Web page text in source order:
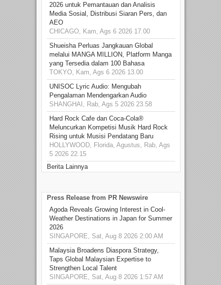
2026 untuk Pemantauan dan Analisis
Media Sosial, Distribusi Siaran Pers, dan
AEO
CHICAGO, Kam, Ags 6 2026 17.00
Shueisha Perluas Jangkauan Global
melalui MANGA MILLION, Platform Manga
yang Tersedia dalam 100 Bahasa
TOKYO, Kam, Ags 6 2026 13.00
UNISOC Lyric Audio: Mengubah
Pengalaman Mendengarkan Audio
SHANGHAI, Rab, Ags 5 2026 23.58
Hard Rock Cafe dan Coca-Cola®
Meluncurkan Kompetisi Musik Hard Rock
Rising untuk Musisi Pendatang Baru
HOLLYWOOD, Florida, Agustus, Rab, Ags
5 2026 22.15
Berita Lainnya
Press Release from PR Newswire
Agoda Reveals Growing Interest in Cool-
Weather Destinations in Japan for Summer
2026
SINGAPORE, Sat, Aug 8 2026 2:00 AM
Malaysia Broadens Diaspora Strategy,
Taps Global Malaysian Expertise to
Strengthen Local Talent
SINGAPORE, Sat, Aug 8 2026 1:57 AM